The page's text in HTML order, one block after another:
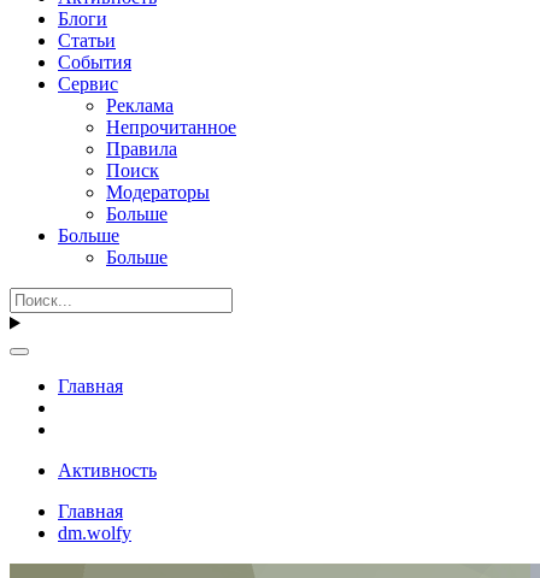
Блоги
Статьи
События
Сервис
Реклама
Непрочитанное
Правила
Поиск
Модераторы
Больше
Больше
Больше
Главная
Активность
Главная
dm.wolfy